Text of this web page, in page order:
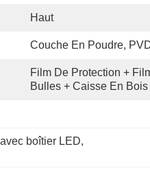
Haut
Couche En Poudre,
Film De Protection +
Bulles + Caisse En Bois
boîtier LED,